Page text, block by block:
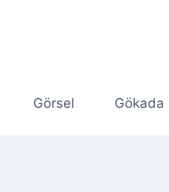
Görsel Gökada